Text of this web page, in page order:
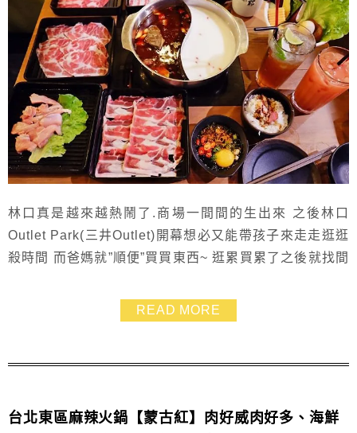
林口真是越來越熱鬧了.商場一間間的生出來 之後林口
Outlet Park(三井Outlet)開幕想必又能帶孩子來走走逛逛
殺時間 而爸媽就”順便”買買東西~ 逛累買累了之後就找間
沒開幕.不過心血來潮的我們先到櫃位及餐廳都已經入駐
的昕境廣場繞一繞 不想吹冷風的話.冬天最佳親子出遊好
喜鍋】...
READ MORE
台北東區麻辣火鍋【蒙古紅】肉好威肉好多、海鮮